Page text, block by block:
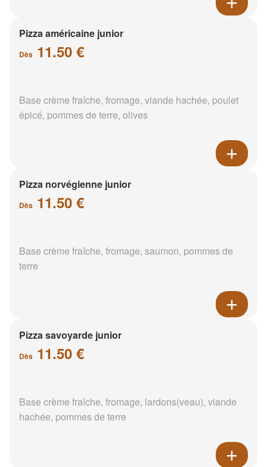
Pizza américaine junior
Dès 11.50 €
Base crème fraîche, fromage, viande hachée, poulet
épicé, pommes de terre, olives
Pizza norvégienne junior
Dès 11.50 €
Base crème fraîche, fromage, saumon, pommes de
terre
Pizza savoyarde junior
Dès 11.50 €
Base crème fraîche, fromage, lardons(veau), viande
hachée, pommes de terre